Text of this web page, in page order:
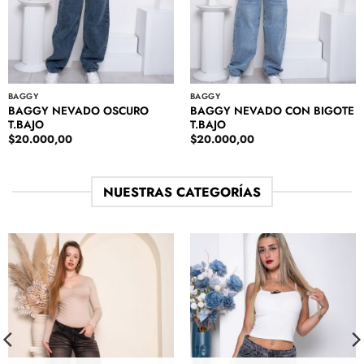
BAGGY
BAGGY NEVADO OSCURO
T.BAJO
$20.000,00
BAGGY
BAGGY NEVADO CON BIGOTE
T.BAJO
$20.000,00
NUESTRAS CATEGORÍAS